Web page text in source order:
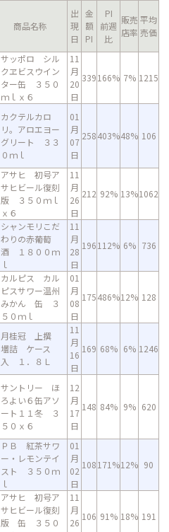
商品名称
出
現
日
金
額
PI
PI
前週
比
販売
店率
平均
売価
サッポロ シル
クヱビスウイン
ター缶 ３５０
ｍｌｘ６
11
月
20
日
339166% 7% 1215
カクテルカロ
リ。アロエヨー
グリート ３３
０ｍｌ
01
月
07
日
258403%48% 106
アサヒ 初号ア
サヒビール復刻
版 ３５０ｍｌ
ｘ６
11
月
26
日
212 92% 13%1062
シャンモリこだ
わりの赤葡萄
酒 １８００ｍ
ｌ
11
月
28
日
196112% 6% 736
カルピス カル
ピスサワー温州
みかん 缶 ３
５０ｍｌ
01
月
08
日
175486%12% 128
月桂冠 上撰
壜詰 ケース
入 １．８Ｌ
11
月
16
日
169 68% 6% 1246
サントリー ほ
ろよい６缶アソ
ート１１冬 ３
５０ｘ６
12
月
17
日
148 84% 9% 620
ＰＢ 紅茶サワ
ー・レモンテイ
スト ３５０ｍ
ｌ
01
月
02
日
108171%12% 90
アサヒ 初号ア
サヒビール復刻
版 缶 ３５０
11
月
26
106 91% 18% 191